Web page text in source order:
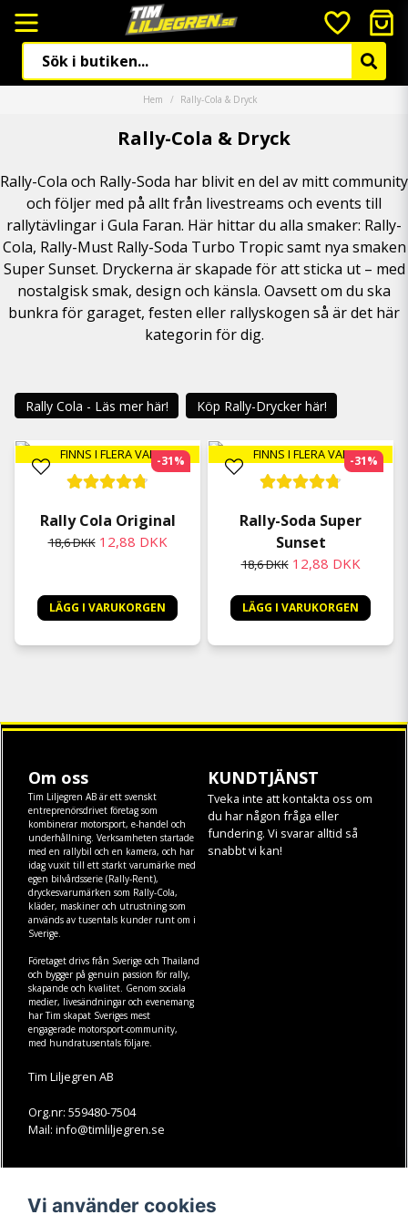
Hem Rally-Cola & Dryck
Rally-Cola & Dryck
Rally-Cola och Rally-Soda har blivit en del av mitt community
och följer med på allt från livestreams och events till
rallytävlingar i Gula Faran. Här hittar du alla smaker: Rally-
Cola, Rally-Must Rally-Soda Turbo Tropic samt nya smaken
Super Sunset. Dryckerna är skapade för att sticka ut – med
nostalgisk smak, design och känsla. Oavsett om du ska
bunkra för garaget, festen eller rallyskogen så är det här
kategorin för dig.
Rally Cola - Läs mer här! Köp Rally-Drycker här!
FINNS I FLERA VAL
Rally Cola Original
18,6 DKK 12,88 DKK
LÄGG I VARUKORGEN
-31% FINNS I FLERA VAL
Rally-Soda Super
Sunset
18,6 DKK 12,88 DKK
LÄGG I VARUKORGEN
-31%
Om oss
Tim Liljegren AB är ett svenskt
entreprenörsdrivet företag som
kombinerar motorsport, e-handel och
underhållning. Verksamheten startade
med en rallybil och en kamera, och har
idag vuxit till ett starkt varumärke med
egen bilvårdsserie (Rally-Rent),
dryckesvarumärken som Rally-Cola,
kläder, maskineroch utrustning som
används av tusentals kunder runt om i
Sverige.
Företaget drivs från Sverige och Thailand
och bygger på genuin passion för rally,
skapande och kvalitet. Genom sociala
medier, livesändningar och evenemang
har Tim skapat Sveriges mest
engagerade motorsport-community,
med hundratusentals följare.
Tim Liljegren AB
Org.nr: 559480-7504
Mail: info@timliljegren.se
KUNDTJÄNST
Tveka inte att kontakta oss om
du har någon fråga eller
fundering. Vi svarar alltid så
snabbt vi kan!
Köpvillkor
Vi använder cookies